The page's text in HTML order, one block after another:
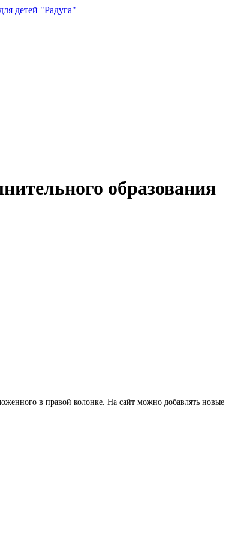
детей "Радуга"
образования
в правой колонке. На сайт можно добавлять новые